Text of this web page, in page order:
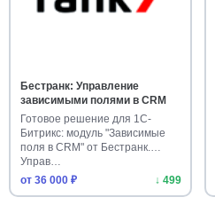
Бестранк: Управление
зависимыми полями в CRM
Готовое решение для 1С-
Битрикс: модуль "Зависимые
поля в CRM" от Бестранк.
Управ…
от 36 000 ₽
↓ 499